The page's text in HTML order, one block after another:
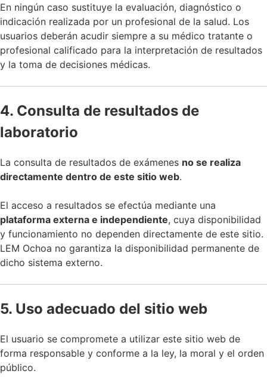
En ningún caso sustituye la evaluación, diagnóstico o
indicación realizada por un profesional de la salud. Los
usuarios deberán acudir siempre a su médico tratante o
profesional calificado para la interpretación de resultados
y la toma de decisiones médicas.
4. Consulta de resultados de
laboratorio
La consulta de resultados de exámenes no se realiza
directamente dentro de este sitio web.
El acceso a resultados se efectúa mediante una
plataforma externa e independiente, cuya disponibilidad
y funcionamiento no dependen directamente de este sitio.
LEM Ochoa no garantiza la disponibilidad permanente de
dicho sistema externo.
5. Uso adecuado del sitio web
El usuario se compromete a utilizar este sitio web de
forma responsable y conforme a la ley, la moral y el orden
público.